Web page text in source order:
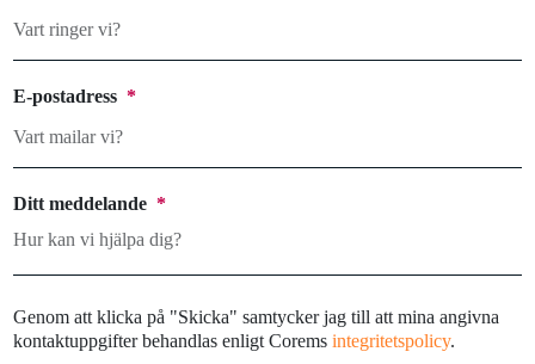
E-postadress *
Ditt meddelande *
Genom att klicka på "Skicka" samtycker jag till att mina angivna
kontaktuppgifter behandlas enligt Corems integritetspolicy.